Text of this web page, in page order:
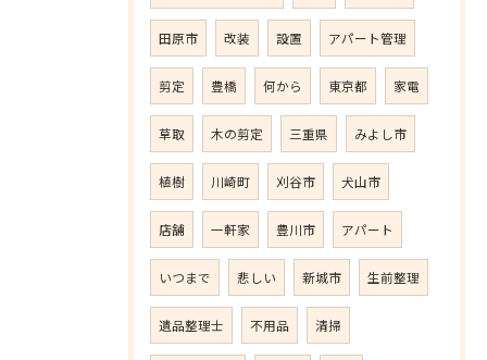
田原市 改装 設置 アパート管理
剪定 豊橋 何から 東京都 家電
草取 木の剪定 三重県 みよし市
植樹 川崎町 刈谷市 犬山市
店舗 一軒家 豊川市 アパート
いつまで 悲しい 新城市 生前整理
遺品整理士 不用品 清掃